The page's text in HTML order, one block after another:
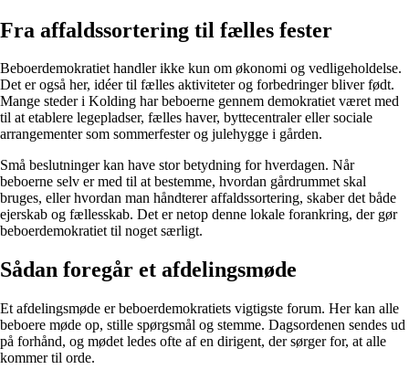
Fra affaldssortering til fælles fester
Beboerdemokratiet handler ikke kun om økonomi og vedligeholdelse.
Det er også her, idéer til fælles aktiviteter og forbedringer bliver født.
Mange steder i Kolding har beboerne gennem demokratiet været med
til at etablere legepladser, fælles haver, byttecentraler eller sociale
arrangementer som sommerfester og julehygge i gården.
Små beslutninger kan have stor betydning for hverdagen. Når
beboerne selv er med til at bestemme, hvordan gårdrummet skal
bruges, eller hvordan man håndterer affaldssortering, skaber det både
ejerskab og fællesskab. Det er netop denne lokale forankring, der gør
beboerdemokratiet til noget særligt.
Sådan foregår et afdelingsmøde
Et afdelingsmøde er beboerdemokratiets vigtigste forum. Her kan alle
beboere møde op, stille spørgsmål og stemme. Dagsordenen sendes ud
på forhånd, og mødet ledes ofte af en dirigent, der sørger for, at alle
kommer til orde.